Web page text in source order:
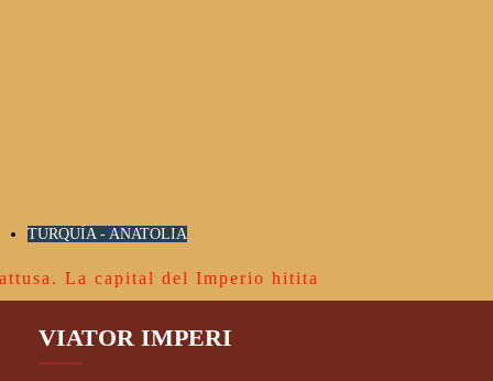
TURQUÍA - ANATOLIA
La capital del Imperio hitita
VIATOR IMPERI